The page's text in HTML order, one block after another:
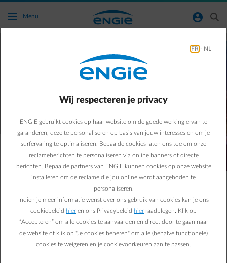
Ga naar de hoofdinhoud
Menu normal-account-circle search
gerust te zijn.
Energie is meer dan elektriciteit en gas.
Het is weten dat je keuzes kloppen. Dat je overzicht hebt.
En dat er iemand met je meedenkt, wanneer dat nodig is.
Wat er ook verandert in je leven, een verhuis, een
elektrische wagen, drukke momenten of nieuwe
gewoontes,
je wil gewoonrust in je hoofd en vertrouwen in je keuzes
Bij ENGIE helpen we je om je elke dag gerust te voelen.
FR - NL
Wij respecteren je privacy
ENGIE gebruikt cookies op haar website om de goede werking ervan te
garanderen, deze te personaliseren op basis van jouw interesses en om je
surfervaring te optimaliseren. Bepaalde cookies laten ons toe om onze
reclameberichten te personaliseren via online banners of directe
berichten. Bepaalde partners van ENGIE kunnen cookies op onze website
installeren om de reclame die jou online wordt aangeboden te
personaliseren.
Indien je meer informatie wenst over ons gebruik van cookies kan je ons
cookiebeleid hier en ons Privacybeleid hier raadplegen. Klik op
“Accepteren” om alle cookies te aanvaarden en direct door te gaan naar
de website of klik op "Je cookies beheren" om alle (behalve functionele)
cookies te weigeren en je cookievoorkeuren aan te passen.